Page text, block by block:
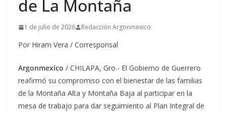
de La Montaña
1 de julio de 2026 Redacción Argonmexico
Por Hiram Vera / Corresponsal
Argonmexico / CHILAPA, Gro.- El Gobierno de Guerrero
reafirmó su compromiso con el bienestar de las familias
de la Montaña Alta y Montaña Baja al participar en la
mesa de trabajo para dar seguimiento al Plan Integral de